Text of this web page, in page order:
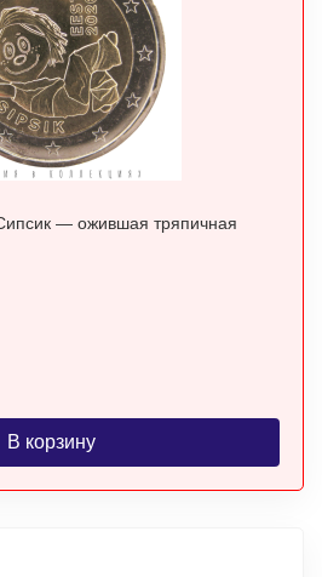
— ожившая тряпичная
В корзину